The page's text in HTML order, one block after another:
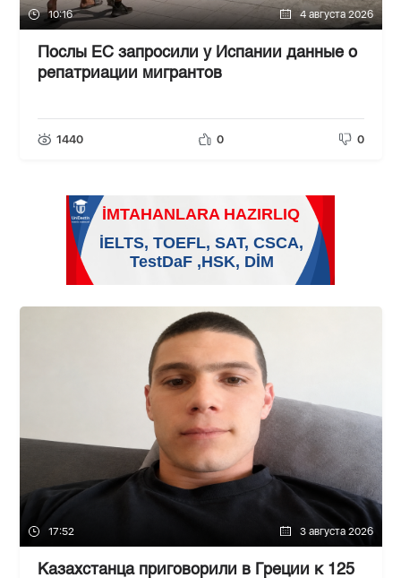
10:16 4 августа 2026
Послы ЕС запросили у Испании данные о
репатриации мигрантов
1440 0 0
17:52 3 августа 2026
Казахстанца приговорили в Греции к 125